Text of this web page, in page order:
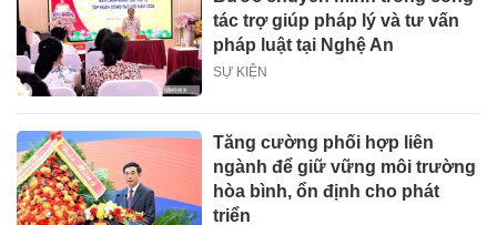
tác trợ giúp pháp lý và tư vấn
pháp luật tại Nghệ An
SỰ KIỆN
Tăng cường phối hợp liên
ngành để giữ vững môi trường
hòa bình, ổn định cho phát
triển